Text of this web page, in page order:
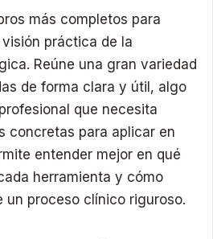
más completos para
práctica de la
Reúne una gran variedad
de forma clara y útil, algo
que necesita
concretas para aplicar en
entender mejor en qué
herramienta y cómo
un proceso clínico riguroso.